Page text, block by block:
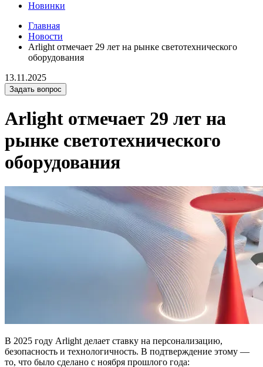
Новинки
Главная
Новости
Arlight отмечает 29 лет на рынке светотехнического
оборудования
13.11.2025
Задать вопрос
Arlight отмечает 29 лет на
рынке светотехнического
оборудования
В 2025 году Arlight делает ставку на персонализацию,
безопасность и технологичность. В подтверждение этому —
то, что было сделано с ноября прошлого года: